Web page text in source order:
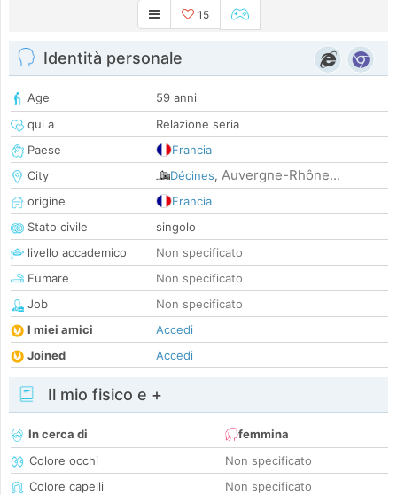
15
Identità personale
Age
59 anni
qui a
Relazione seria
Paese
Francia
City
Décines, Auvergne-Rhône...
origine
Francia
Stato civile
singolo
livello accademico
Non specificato
Fumare
Non specificato
Job
Non specificato
I miei amici
Accedi
Joined
Accedi
Il mio fisico e +
In cerca di
femmina
Colore occhi
Non specificato
Colore capelli
Non specificato